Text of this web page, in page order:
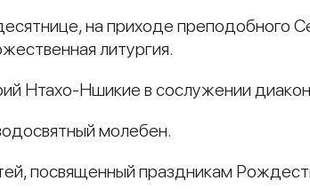
на приходе преподобного
литургия.
Нтахо-Ншикие в сослужении
молебен.
посвященный праздникам